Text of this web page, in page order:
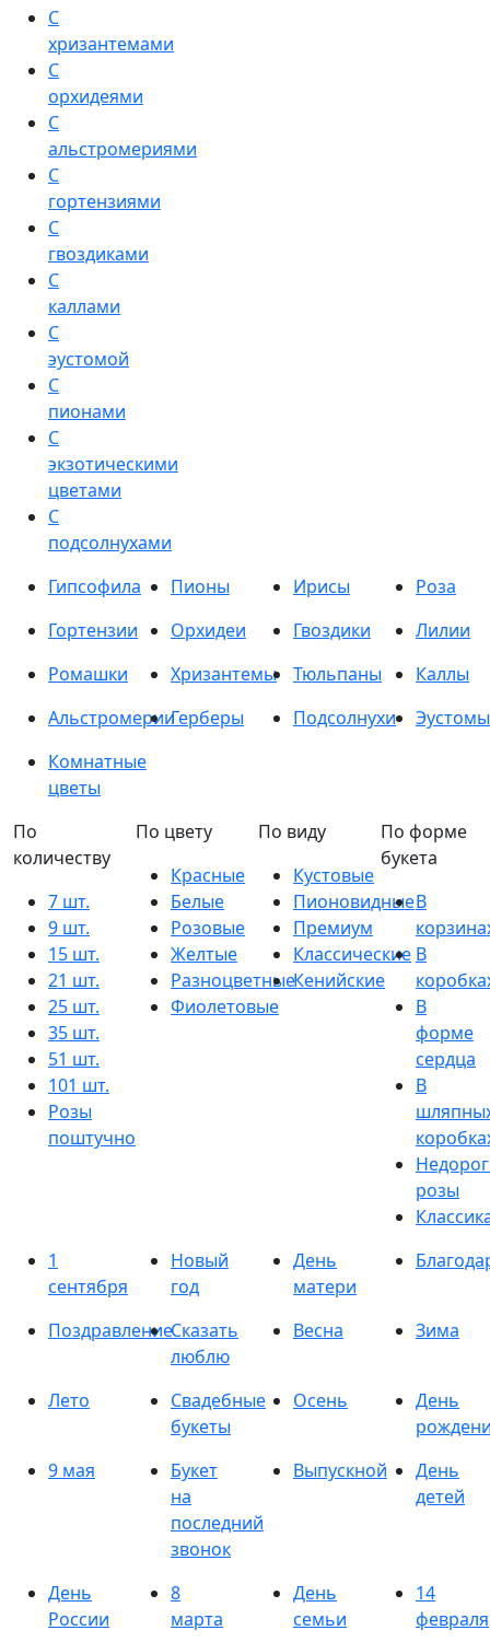
С
хризантемами
С
орхидеями
С
альстромериями
С
гортензиями
С
гвоздиками
С
каллами
С
эустомой
С
пионами
С
экзотическими
цветами
С
подсолнухами
Гипсофила
Пионы Ирисы
Роза
Гортензии
Орхидеи Гвоздики
Лилии
Ромашки
Хризантемы Тюльпаны
Каллы
АльстромерииГерберы Подсолнухи
Эустомы
Комнатные
цветы
По
количеству
7 шт.
9 шт.
15 шт.
21 шт.
25 шт.
35 шт.
51 шт.
101 шт.
Розы
поштучно
По цвету
Красные
Белые
Розовые
Желтые
Разноцветные
Фиолетовые
По виду
Кустовые
Пионовидные
Премиум
Классические
Кенийские
По форме
букета
В
В
В
форме
сердца
В
розы
1
сентября
Новый
год
День
матери
ПоздравлениеСказать
люблю
Весна Зима
Лето
Свадебные
букеты
Осень
День
9 мая
Букет
на
последний
звонок
Выпускной
День
детей
День
России
8
марта
День
семьи
14
февраля